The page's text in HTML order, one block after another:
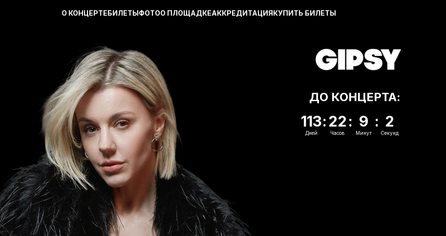
О КОНЦЕРТЕБИЛЕТЫФОТОО ПЛОЩАДКЕАККРЕДИТАЦИЯКУПИТЬ БИЛЕТЫ
ДО КОНЦЕРТА:
113
Дней
:22
Часов
: 9
Минут
: 1
Секунд